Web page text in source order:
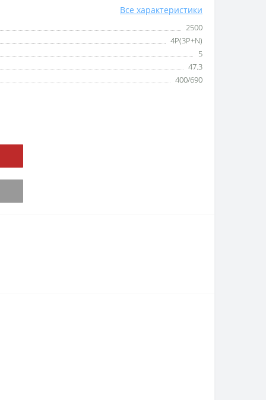
Все характеристики
2500
4P(3P+N)
5
47.3
400/690